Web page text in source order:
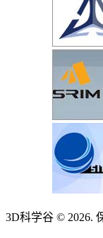
3D科学谷 © 2026.